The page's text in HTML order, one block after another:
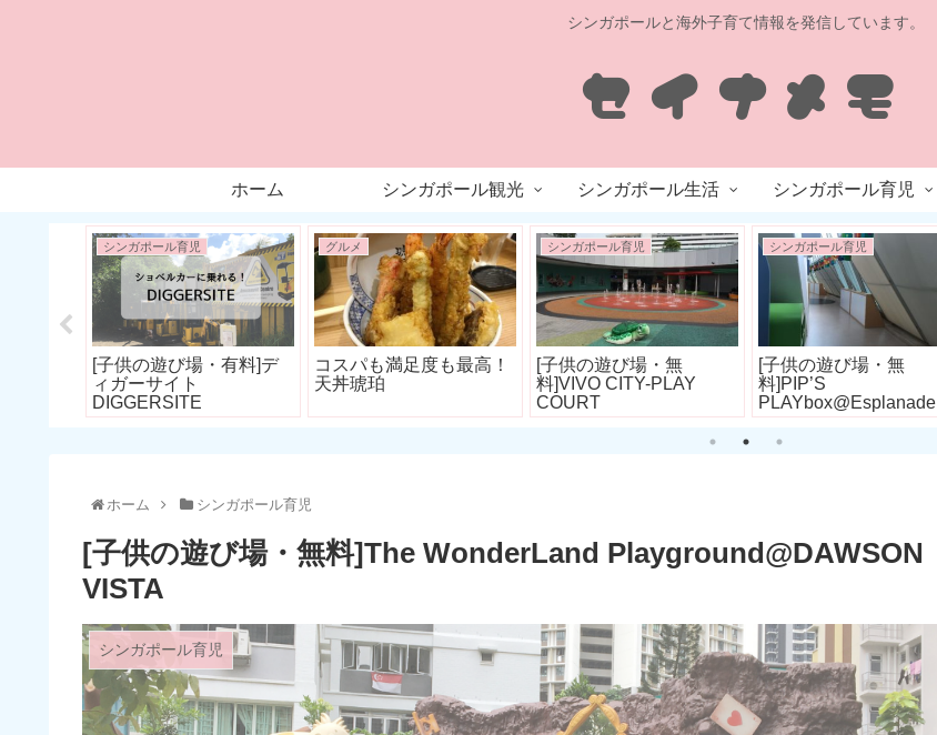
シンガポールと海外子育て情報を発信しています。
ホーム シンガポール観光 シンガポール生活 シンガポール育児
シンガポール育児
[子供の遊び場・有料]デ
ィガーサイト
DIGGERSITE
グルメ
コスパも満足度も最高！
天丼琥珀
シンガポール育児
[子供の遊び場・無
料]VIVO CITY-PLAY
COURT
シンガポール育児
[子供の遊び場・無
料]PIP’S
PLAYbox@Esplanade
ホーム シンガポール育児
[子供の遊び場・無料]The WonderLand Playground@DAWSON
VISTA
シンガポール育児